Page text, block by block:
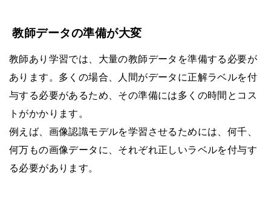
教師データの準備が大変
教師あり学習では、大量の教師データを準備する必要が
あります。多くの場合、人間がデータに正解ラベルを付
与する必要があるため、その準備には多くの時間とコス
トがかかります。
例えば、画像認識モデルを学習させるためには、何千、
何万もの画像データに、それぞれ正しいラベルを付与す
る必要があります。